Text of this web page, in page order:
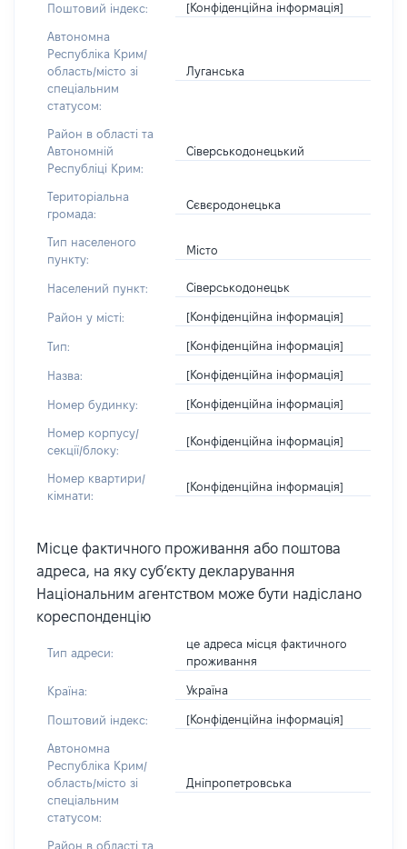
Поштовий індекс: [Конфіденційна інформація]
Автономна
Республіка Крим/
область/місто зі
спеціальним
статусом:
Луганська
Район в області та
Автономній
Республіці Крим:
Сіверськодонецький
Територіальна
громада:
Сєвєродонецька
Тип населеного
пункту:
Місто
Населений пункт: Сіверськодонецьк
Район у місті: [Конфіденційна інформація]
Тип: [Конфіденційна інформація]
Назва: [Конфіденційна інформація]
Номер будинку: [Конфіденційна інформація]
Номер корпусу/
секції/блоку:
[Конфіденційна інформація]
Номер квартири/
кімнати:
[Конфіденційна інформація]
Місце фактичного проживання або поштова
адреса, на яку суб’єкту декларування
Національним агентством може бути надіслано
кореспонденцію
Тип адреси:
це адреса місця фактичного
проживання
Країна: Україна
Поштовий індекс: [Конфіденційна інформація]
Автономна
Республіка Крим/
область/місто зі
спеціальним
статусом:
Дніпропетровська
Район в області та